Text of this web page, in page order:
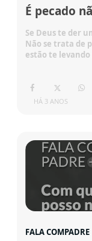
É pecado
Se Deus te der
Não se trata de
estão te levando
HÁ 3 ANOS
FALA COMPADRE